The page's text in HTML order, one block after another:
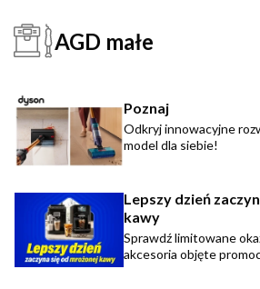
AGD małe
Poznaj
Odkryj innowacyjne
model dla siebie!
Lepszy dzień
kawy
Sprawdź limitowane
akcesoria objęte